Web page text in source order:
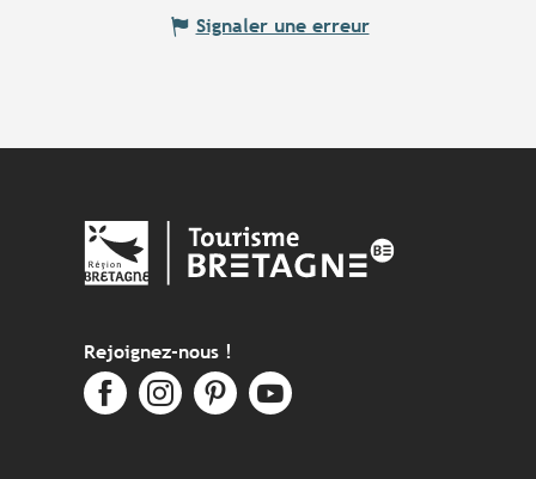
Signaler une erreur
Rejoignez-nous !